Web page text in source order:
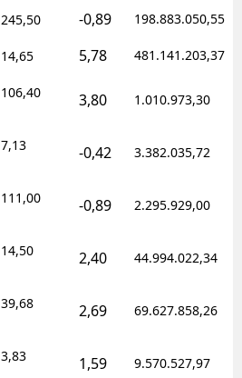
245,50 -0,89 198.883.050,55
14,65 5,78 481.141.203,37
106,40 3,80 1.010.973,30
7,13 -0,42 3.382.035,72
111,00 -0,89 2.295.929,00
14,50 2,40 44.994.022,34
39,68 2,69 69.627.858,26
3,83 1,59 9.570.527,97